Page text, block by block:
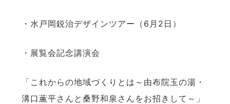
・水戸岡鋭治デザインツアー（6月2日）
・展覧会記念講演会
「これからの地域づくりとは～由布院玉の湯・
溝口薫平さんと桑野和泉さんをお招きして～」